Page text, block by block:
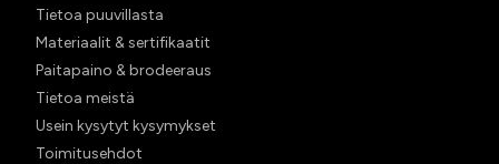
Tietoa puuvillasta
Materiaalit & sertifikaatit
Paitapaino & brodeeraus
Tietoa meistä
Usein kysytyt kysymykset
Toimitusehdot